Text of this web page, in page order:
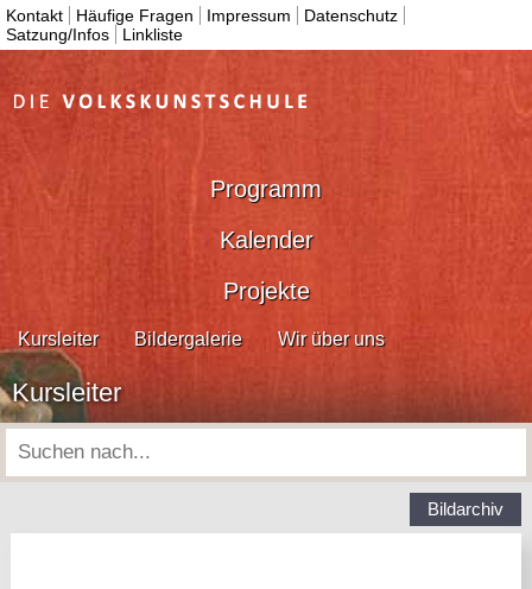
Kontakt Häufige Fragen Impressum
Datenschutz
Satzung/Infos
Linkliste
Programm
Kalender
Projekte
Kursleiter Bildergalerie Wir über uns
Kursleiter
Bildarchiv